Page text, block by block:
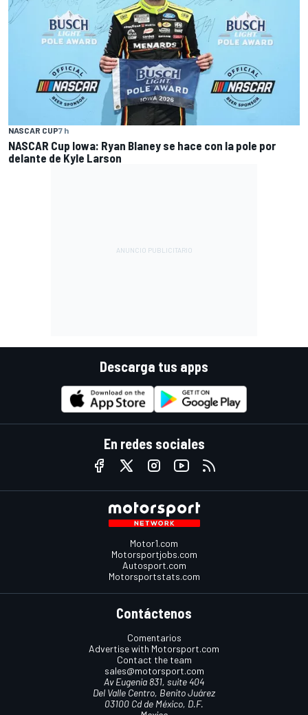
NASCAR CUP7 h
NASCAR Cup Iowa: Ryan Blaney se hace con la pole por
delante de Kyle Larson
Descarga tus apps
En redes sociales
Motor1.com
Motorsportjobs.com
Autosport.com
Motorsportstats.com
Contáctenos
Comentarios
Advertise with Motorsport.com
Contact the team
sales@motorsport.com
Av Eugenia 831, suite 404
Del Valle Centro, Benito Juárez
03100 Cd de México, D.F.